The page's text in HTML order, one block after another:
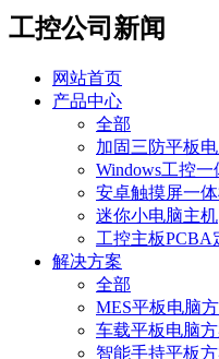
工控公司新闻
网站首页
产品中心
全部
加固三防平板
Windows工控一
安卓触摸屏一
迷你小电脑主机
工控主板PCBA
解决方案
全部
MES平板电脑
车载平板电脑
智能手持平板